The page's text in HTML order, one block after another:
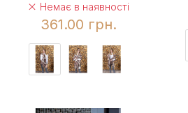
Немає в наявності
361.00 грн.